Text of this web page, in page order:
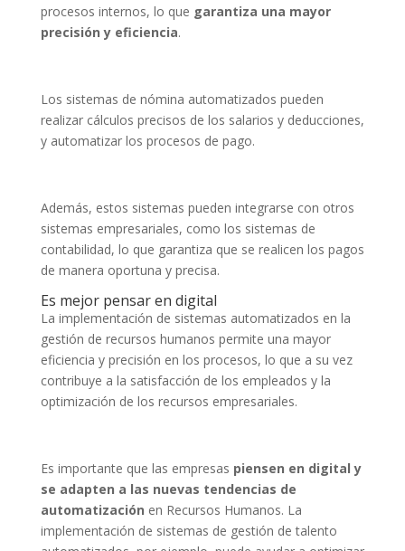
procesos internos, lo que garantiza una mayor
precisión y eficiencia.
Los sistemas de nómina automatizados pueden
realizar cálculos precisos de los salarios y deducciones,
y automatizar los procesos de pago.
Además, estos sistemas pueden integrarse con otros
sistemas empresariales, como los sistemas de
contabilidad, lo que garantiza que se realicen los pagos
de manera oportuna y precisa.
Es mejor pensar en digital
La implementación de sistemas automatizados en la
gestión de recursos humanos permite una mayor
eficiencia y precisión en los procesos, lo que a su vez
contribuye a la satisfacción de los empleados y la
optimización de los recursos empresariales.
Es importante que las empresas piensen en digital y
se adapten a las nuevas tendencias de
automatización en Recursos Humanos. La
implementación de sistemas de gestión de talento